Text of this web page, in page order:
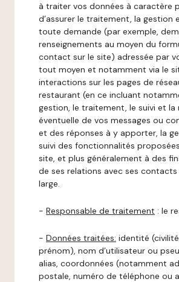
à traiter vos données à caractère
d’assurer le traitement, la gestion
toute demande (par exemple,
renseignements au moyen du
contact sur le site) adressée par
tout moyen et notamment via le
interactions sur les pages de
restaurant (en ce incluant
gestion, le traitement, le suivi et la
éventuelle de vos messages ou
et des réponses à y apporter, la
suivi des fonctionnalités
site, et plus généralement à des
de ses relations avec ses contacts
large.
- Responsable de traitement : le
- Données traitées: identité
prénom), nom d’utilisateur ou
alias, coordonnées (notamment
postale, numéro de téléphone ou